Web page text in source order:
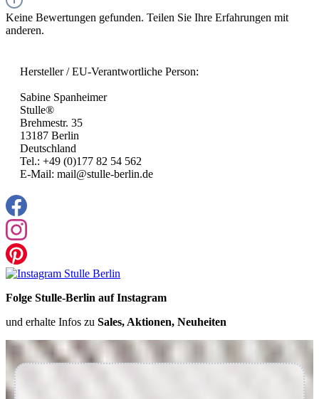
Keine Bewertungen gefunden. Teilen Sie Ihre Erfahrungen mit
anderen.
Hersteller / EU-Verantwortliche Person:
Sabine Spanheimer
Stulle®
Brehmestr. 35
13187 Berlin
Deutschland
Tel.: +49 (0)177 82 54 562
E-Mail: mail@stulle-berlin.de
Folge Stulle-Berlin auf Instagram
und erhalte Infos zu Sales, Aktionen, Neuheiten